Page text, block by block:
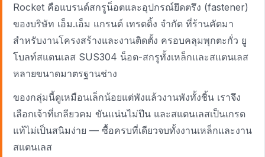
Rocket คือแบรนด์สกรูน็อตและอุปกรณ์ยึดตรึง (fastener)
ของบริษัท เอ็ม.เอ็ม แกรนด์ เทรดดิ้ง จำกัด ที่ร้านคัดมา
สำหรับงานโครงสร้างและงานติดตั้ง ครอบคลุมพุกตะกั่ว ยู
โบลท์สแตนเลส SUS304 น็อต-สกรูทั้งเหล็กและสแตนเลส
หลายขนาดมาตรฐานช่าง
ของกลุ่มนี้ดูเหมือนเล็กน้อยแต่พังแล้วงานพังทั้งชิ้น เราจึง
เลือกเจ้าที่เกลียวคม ขันแน่นไม่ปีน และสแตนเลสเป็นเกรด
แท้ไม่เป็นสนิมง่าย — ซื้อครบที่เดียวจบทั้งงานเหล็กและงาน
สแตนเลส